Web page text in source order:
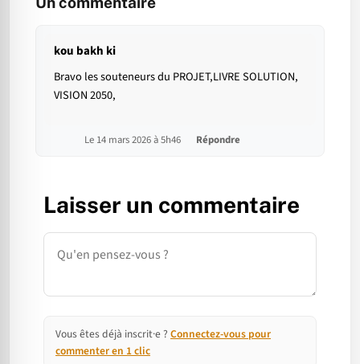
kou bakh ki
Bravo les souteneurs du PROJET,LIVRE SOLUTION,
VISION 2050,
Le 14 mars 2026 à 5h46 Répondre
Laisser un commentaire
Commentaire
Vous êtes déjà inscrit·e ? Connectez-vous pour
commenter en 1 clic